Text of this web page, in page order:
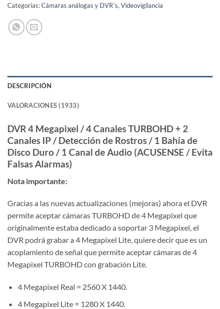
Categorías:Cámaras análogas y DVR´s, Videovigilancia
DESCRIPCIÓN
VALORACIONES (1933)
DVR 4 Megapixel / 4 Canales TURBOHD + 2
Canales IP / Detección de Rostros / 1 Bahía de
Disco Duro / 1 Canal de Audio (ACUSENSE / Evita
Falsas Alarmas)
Nota importante:
Gracias a las nuevas actualizaciones (mejoras) ahora el DVR
permite aceptar cámaras TURBOHD de 4 Megapixel que
originalmente estaba dedicado a soportar 3 Megapixel, el
DVR podrá grabar a 4 Megapixel Lite, quiere decir que es un
acoplamiento de señal que permite aceptar cámaras de 4
Megapixel TURBOHD con grabación Lite.
4 Megapixel Real = 2560 X 1440.
4 Megapixel Lite = 1280 X 1440.